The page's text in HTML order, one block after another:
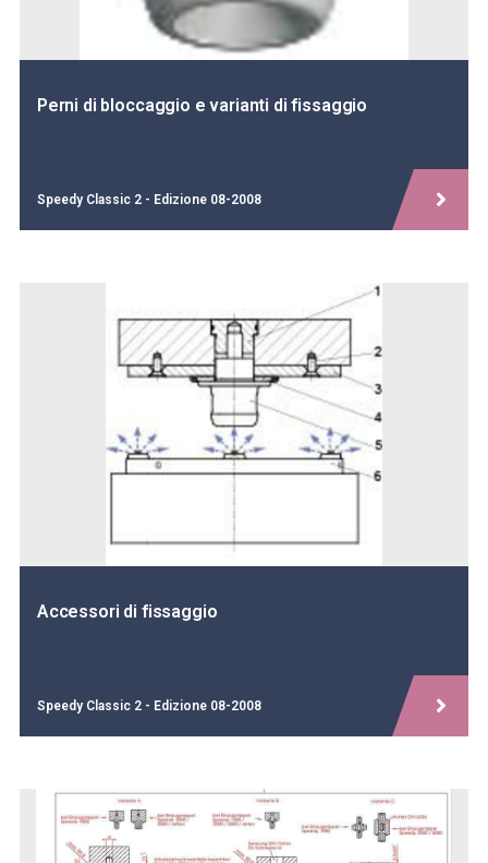
Perni di bloccaggio e varianti di fissaggio
Speedy Classic 2 - Edizione 08-2008
Accessori di fissaggio
Speedy Classic 2 - Edizione 08-2008